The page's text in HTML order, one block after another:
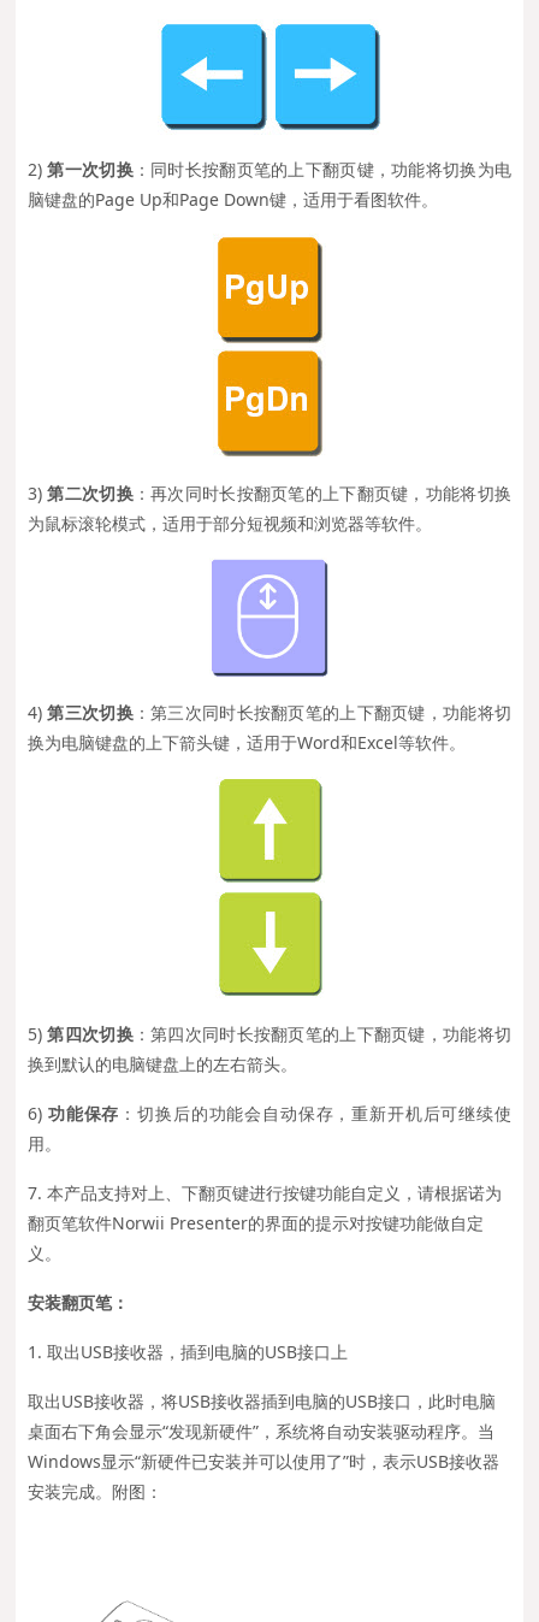
2)第一次切换：同时长按翻页笔的上下翻页键，功能将切换为电
脑键盘的Page Up和Page Down键，适用于看图软件。
3)第二次切换：再次同时长按翻页笔的上下翻页键，功能将切换
为鼠标滚轮模式，适用于部分短视频和浏览器等软件。
4)第三次切换：第三次同时长按翻页笔的上下翻页键，功能将切
换为电脑键盘的上下箭头键，适用于Word和Excel等软件。
5)第四次切换：第四次同时长按翻页笔的上下翻页键，功能将切
换到默认的电脑键盘上的左右箭头。
6) 功能保存 ：切换后的功能会自动保存，重新开机后可继续使
用。
7. 本产品支持对上、下翻页键进行按键功能自定义，请根据诺为
翻页笔软件Norwii Presenter的界面的提示对按键功能做自定
义。
安装翻页笔：
1. 取出USB接收器，插到电脑的USB接口上
取出USB接收器，将USB接收器插到电脑的USB接口，此时电脑
桌面右下角会显示“发现新硬件”，系统将自动安装驱动程序。当
Windows显示“新硬件已安装并可以使用了”时，表示USB接收器
安装完成。附图：